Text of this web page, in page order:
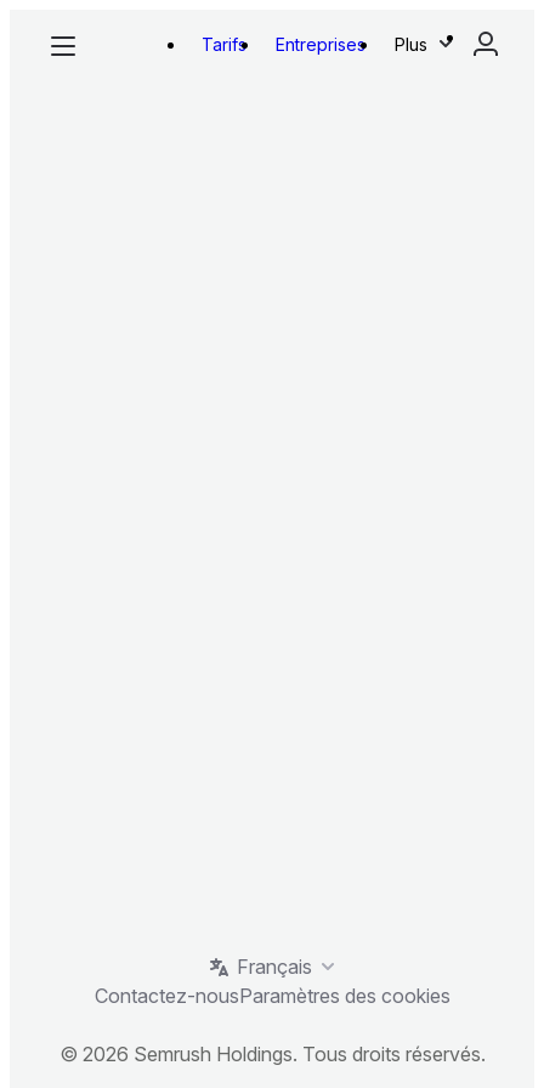
Tarifs Entreprises Plus
Français
Contactez-nousParamètres des cookies
© 2026 Semrush Holdings. Tous droits réservés.